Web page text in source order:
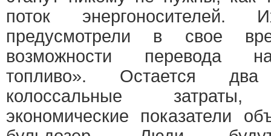
поток
предусмотрели в свое
возможности перевода
топливо». Остается
колоссальные затраты,
экономические показатели